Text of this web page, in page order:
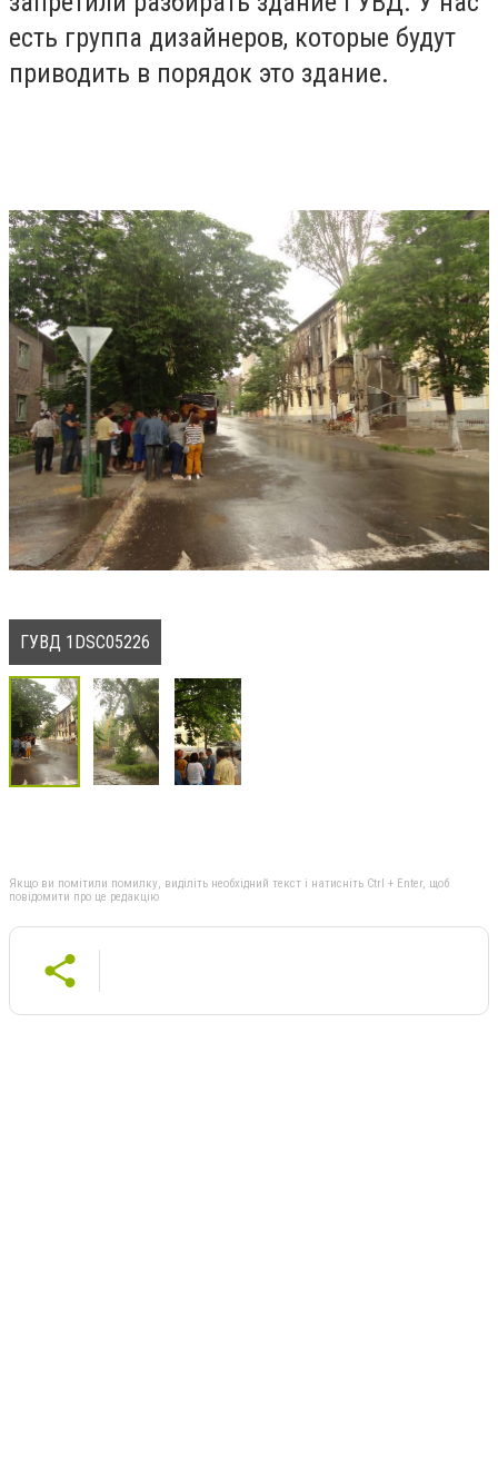
есть группа дизайнеров, которые будут
приводить в порядок это здание.
ГУВД 1DSC05226
Якщо ви помітили помилку, виділіть необхідний текст і натисніть Ctrl + Enter, щоб
повідомити про це редакцію